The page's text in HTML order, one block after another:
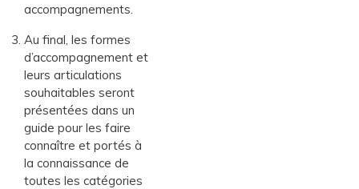
accompagnements.
Au final, les formes
d’accompagnement et
leurs articulations
souhaitables seront
présentées dans un
guide pour les faire
connaître et portés à
la connaissance de
toutes les catégories